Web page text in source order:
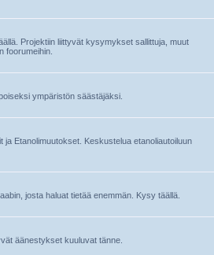
Projektiin liittyvät kysymykset sallittuja, muut
foorumeihin.
ympäristön säästäjäksi.
ja Etanolimuutokset. Keskustelua etanoliautoiluun
josta haluat tietää enemmän. Kysy täällä.
äänestykset kuuluvat tänne.